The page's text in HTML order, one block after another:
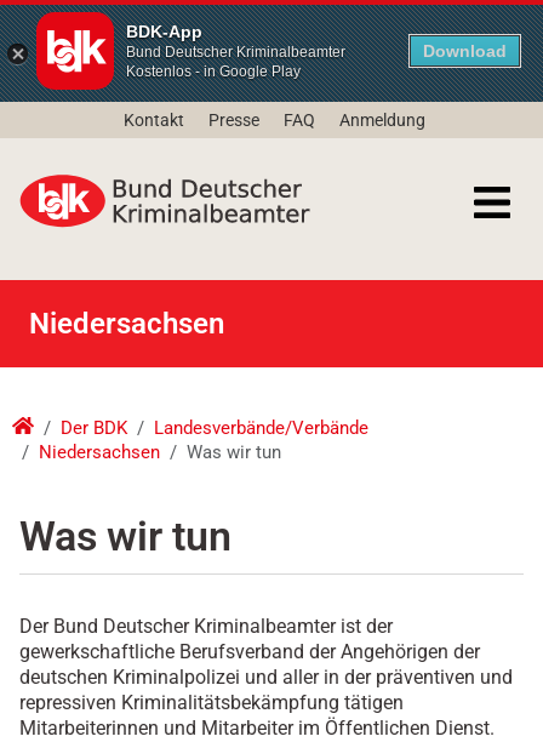
BDK-App
Bund Deutscher Kriminalbeamter
Kostenlos - in Google Play
Download
Kontakt Presse FAQ Anmeldung
Niedersachsen
Der BDK
Landesverbände/Verbände
Niedersachsen
Was wir tun
Was wir tun
Der Bund Deutscher Kriminalbeamter ist der
gewerkschaftliche Berufsverband der Angehörigen der
deutschen Kriminalpolizei und aller in der präventiven und
repressiven Kriminalitätsbekämpfung tätigen
Mitarbeiterinnen und Mitarbeiter im Öffentlichen Dienst.